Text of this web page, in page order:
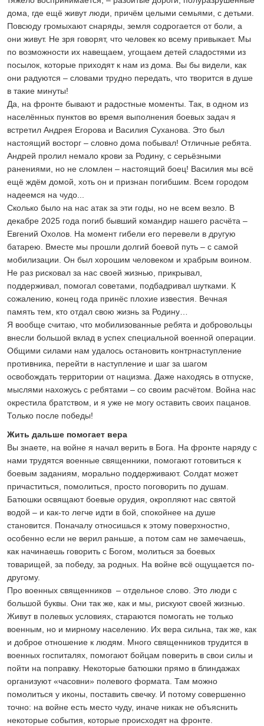
дома, где ещё живут люди, причём целыми семьями, с детьми.
Повсюду громыхают снаряды, земля содрогается от боли, а
они живут. Не зря говорят, что человек ко всему привыкает. Мы
по возможности их навещаем, угощаем детей сладостями из
посылок, которые приходят к нам из дома. Вы бы видели, как
они радуются – словами трудно передать, что творится в душе
в такие минуты!
Да, на фронте бывают и радостные моменты. Так, в одном из
населённых пунктов во время выполнения боевых задач я
встретил Андрея Егорова и Василия Суханова. Это был
настоящий восторг – словно дома побывал! Отличные ребята.
Андрей пролил немало крови за Родину, с серьёзными
ранениями, но не сломлен – настоящий боец! Василия мы всё
ещё ждём домой, хоть он и признан погибшим. Всем городом
надеемся на чудо...
Сколько было на нас атак за эти годы, но не всем везло. В
декабре 2025 года погиб бывший командир нашего расчёта –
Евгений Охолов. На момент гибели его перевели в другую
батарею. Вместе мы прошли долгий боевой путь – с самой
мобилизации. Он был хорошим человеком и храбрым воином.
Не раз рисковал за нас своей жизнью, прикрывал,
поддерживал, помогал советами, подбадривал шутками. К
сожалению, конец года принёс плохие известия. Вечная
память тем, кто отдал свою жизнь за Родину…
Я вообще считаю, что мобилизованные ребята и добровольцы
внесли большой вклад в успех специальной военной операции.
Общими силами нам удалось остановить контрнаступление
противника, перейти в наступление и шаг за шагом
освобождать территории от нацизма. Даже находясь в отпуске,
мыслями нахожусь с ребятами – со своим расчётом. Война нас
окрестила братством, и я уже не могу оставить своих пацанов.
Только после победы!
Жить дальше помогает вера
Вы знаете, на войне я начал верить в Бога. На фронте наряду с
нами трудятся военные священники, помогают готовиться к
боевым заданиям, морально поддерживают. Солдат может
причаститься, помолиться, просто поговорить по душам.
Батюшки освящают боевые орудия, окропляют нас святой
водой – и как-то легче идти в бой, спокойнее на душе
становится. Поначалу относишься к этому поверхностно,
особенно если не верил раньше, а потом сам не замечаешь,
как начинаешь говорить с Богом, молиться за боевых
товарищей, за победу, за родных. На войне всё ощущается по-
другому.
Про военных священников – отдельное слово. Это люди с
большой буквы. Они так же, как и мы, рискуют своей жизнью.
Живут в полевых условиях, стараются помогать не только
военным, но и мирному населению. Их вера сильна, так же, как
и доброе отношение к людям. Много священников трудится в
военных госпиталях, помогают бойцам поверить в свои силы и
пойти на поправку. Некоторые батюшки прямо в блиндажах
организуют «часовни» полевого формата. Там можно
помолиться у иконы, поставить свечку. И потому совершенно
точно: на войне есть место чуду, иначе никак не объяснить
некоторые события, которые происходят на фронте.